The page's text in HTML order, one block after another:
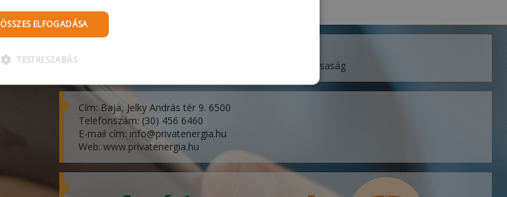
Kereskedelmi és Szolgáltató Korlátolt Felelősségű Társaság
Cím: Baja, Jelky András tér 9. 6500
Telefonszám: (30) 456 6460
E-mail cím: info@privatenergia.hu
Web: www.privatenergia.hu
ÖSSZES ELFOGADÁSA
TESTRESZABÁS